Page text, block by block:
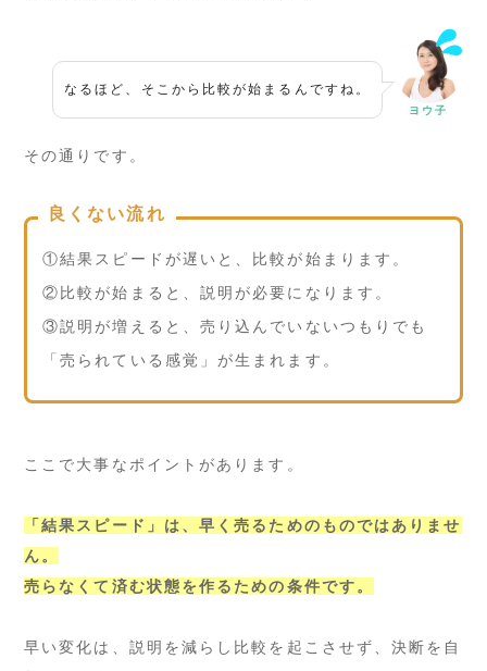
なるほど、そこから比較が始まるんですね。
ヨウ子
その通りです。
良くない流れ
①結果スピードが遅いと、比較が始まります。
②比較が始まると、説明が必要になります。
③説明が増えると、売り込んでいないつもりでも
「売られている感覚」が生まれます。
ここで大事なポイントがあります。
「結果スピード」は、早く売るためのものではありませ
ん。
売らなくて済む状態を作るための条件です。
早い変化は、説明を減らし比較を起こさせず、決断を自